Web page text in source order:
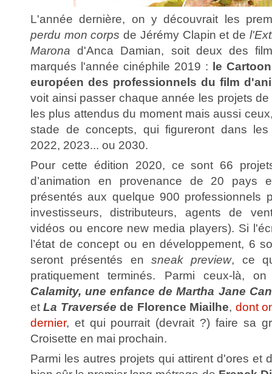
L'année dernière, on y découvrait les
perdu mon corps de Jérémy Clapin et de
Marona d'Anca Damian, soit deux des
marqués l'année cinéphile 2019 : le
européen des professionnels du film
voit ainsi passer chaque année les projets
les plus attendus du moment mais aussi
stade de concepts, qui figureront dans
2022, 2023... ou 2030.
Pour cette édition 2020, ce sont 66
d’animation en provenance de 20 pays
présentés aux quelque 900 professionnels
investisseurs, distributeurs, agents de
vidéos ou encore new media players). Si
l’état de concept ou en développement, 6
seront présentés en sneak preview, ce
pratiquement terminés. Parmi ceux-là,
Calamity, une enfance de Martha Jane
etLa Traversée de Florence Miailhe, dont
dernier, et qui pourrait (devrait ?) faire sa
Croisette en mai prochain.
Parmi les autres projets qui attirent d'ores et